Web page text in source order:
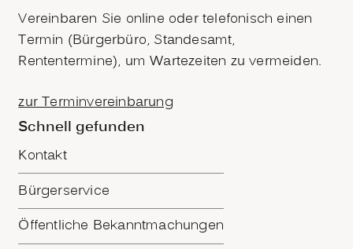
Vereinbaren Sie online oder telefonisch einen
Termin (Bürgerbüro, Standesamt,
Rententermine), um Wartezeiten zu vermeiden.
zur Terminvereinbarung
Schnell gefunden
Kontakt
Bürgerservice
Öffentliche Bekanntmachungen